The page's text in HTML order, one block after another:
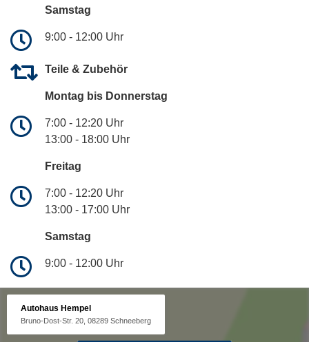
Samstag
9:00 - 12:00 Uhr
Teile & Zubehör
Montag bis Donnerstag
7:00 - 12:20 Uhr
13:00 - 18:00 Uhr
Freitag
7:00 - 12:20 Uhr
13:00 - 17:00 Uhr
Samstag
9:00 - 12:00 Uhr
Autohaus Hempel
Bruno-Dost-Str. 20, 08289 Schneeberg